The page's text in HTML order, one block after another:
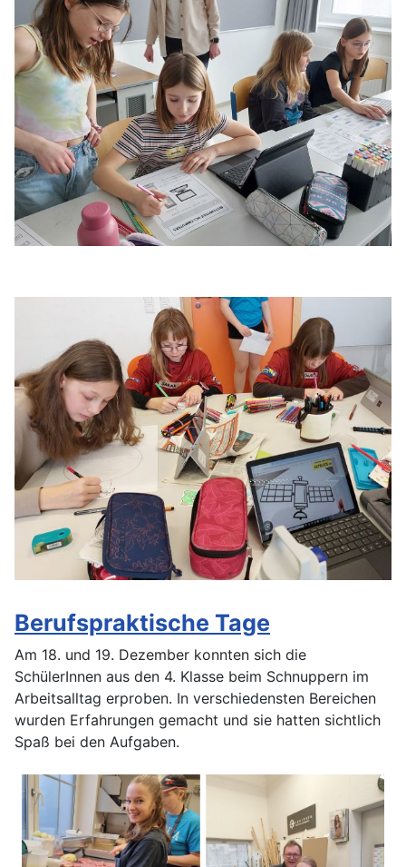
Berufspraktische Tage
Am 18. und 19. Dezember konnten sich die
SchülerInnen aus den 4. Klasse beim Schnuppern im
Arbeitsalltag erproben. In verschiedensten Bereichen
wurden Erfahrungen gemacht und sie hatten sichtlich
Spaß bei den Aufgaben.